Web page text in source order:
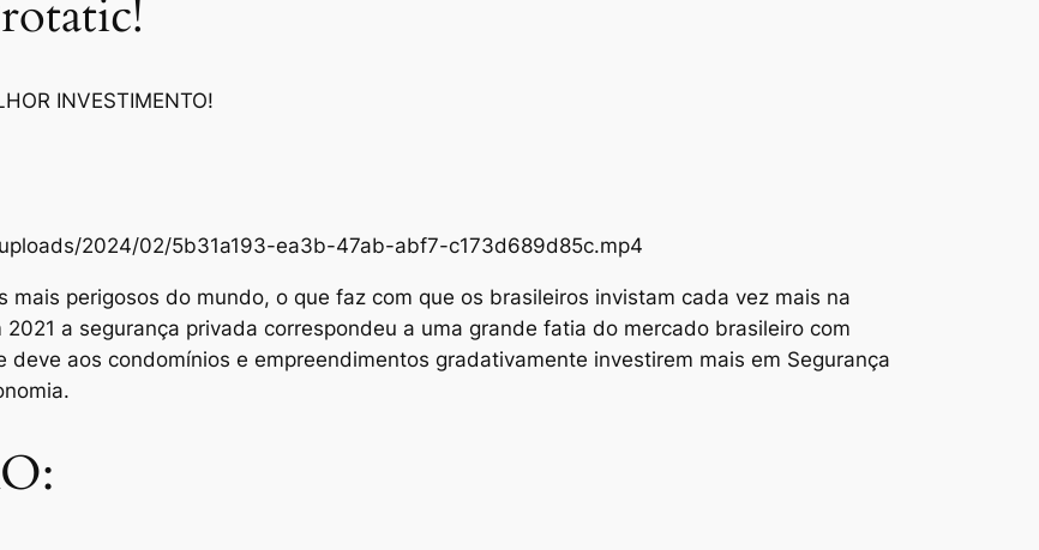
INVESTIMENTO!
2024/02/5b31a193-ea3b-47ab-abf7-c173d689d85c.mp4
mais perigosos do mundo, o que faz com que os brasileiros invistam cada vez mais na
a segurança privada correspondeu a uma grande fatia do mercado brasileiro com
aos condomínios e empreendimentos gradativamente investirem mais em Segurança